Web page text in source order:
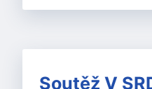
Soutěž V